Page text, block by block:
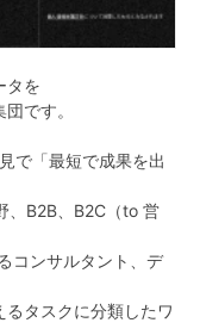
タを
です。
で「最短で成果を出
、B2B、B2C（to 営
コンサルタント、デ
タスクに分類したワ